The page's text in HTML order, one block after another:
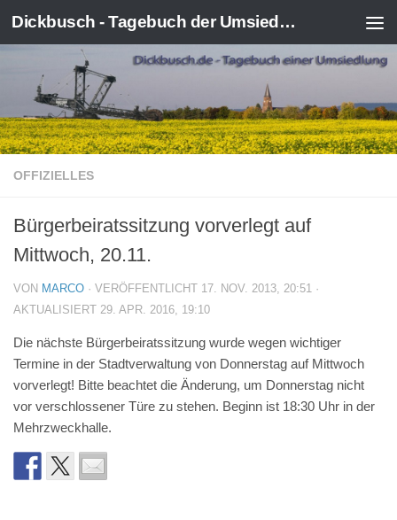
Zum Inhalt springen Dickbusch - Tagebuch der Umsiedlung von Kerpen-Manheim
OFFIZIELLES
Bürgerbeiratssitzung vorverlegt auf
Mittwoch, 20.11.
VON MARCO · VERÖFFENTLICHT 17. NOV. 2013, 20:51 ·
AKTUALISIERT 29. APR. 2016, 19:10
Die nächste Bürgerbeiratssitzung wurde wegen wichtiger
Termine in der Stadtverwaltung von Donnerstag auf Mittwoch
vorverlegt! Bitte beachtet die Änderung, um Donnerstag nicht
vor verschlossener Türe zu stehen. Beginn ist 18:30 Uhr in der
Mehrzweckhalle.